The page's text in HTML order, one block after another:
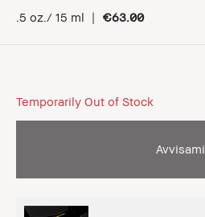
.5 oz./ 15 ml | €63.00
Temporarily Out of Stock
Avvisami